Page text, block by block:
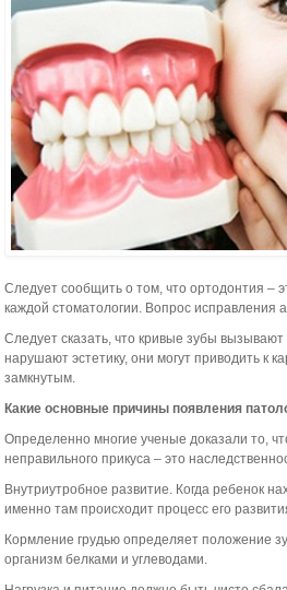
Следует сообщить о том, что ортодонтия –
каждой стоматологии. Вопрос исправления
Следует сказать, что кривые зубы
нарушают эстетику, они могут приводить к
замкнутым.
Какие основные причины появления
Определенно многие ученые доказали то,
неправильного прикуса – это
Внутриутробное развитие. Когда ребенок
именно там происходит процесс его
Кормление грудью определяет положение
организм белками и углеводами.